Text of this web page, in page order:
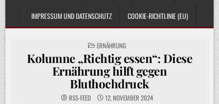
IMPRESSUM UND DATENSCHUTZ COOKIE-RICHTLINIE (EU)
POSTED
IN
ERNÄHRUNG
Kolumne „Richtig essen“: Diese
Ernährung hilft gegen
Bluthochdruck
RSS-FEED 12. NOVEMBER 2024